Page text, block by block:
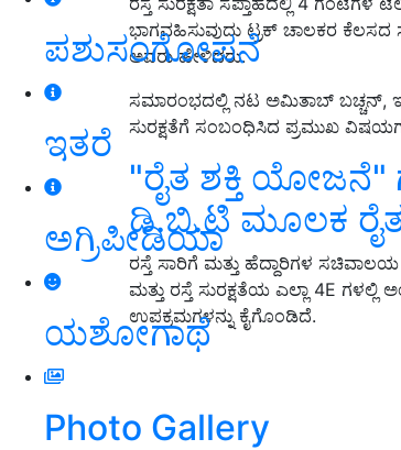
ಪಶುಸಂಗೋಪನೆ
ಇತರೆ
ಅಗ್ರಿಪೀಡಿಯಾ
ಯಶೋಗಾಥೆ
Photo Gallery
ಭಾಗವಹಿಸುವುದು ಟ್ರಕ್ ಚಾಲಕರ ಕೆಲಸದ
ಅವರು ಹೇಳಿದರು.
ಸಮಾರಂಭದಲ್ಲಿ ನಟ ಅಮಿತಾಬ್ ಬಚ್ಚನ್,
ಸುರಕ್ಷತೆಗೆ ಸಂಬಂಧಿಸಿದ ಪ್ರಮುಖ
"ರೈತ ಶಕ್ತಿ ಯೋಜನೆ"
ಡಿ.ಬಿ.ಟಿ ಮೂಲಕ
ರಸ್ತೆ ಸಾರಿಗೆ ಮತ್ತು ಹೆದ್ದಾರಿಗಳ
ಮತ್ತು ರಸ್ತೆ ಸುರಕ್ಷತೆಯ ಎಲ್ಲಾ 4E
ಉಪಕ್ರಮಗಳನ್ನು ಕೈಗೊಂಡಿದೆ.